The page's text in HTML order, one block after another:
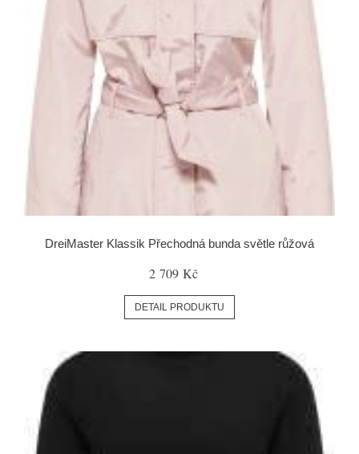
DreiMaster Klassik Přechodná bunda světle růžová
2 709 Kč
DETAIL PRODUKTU